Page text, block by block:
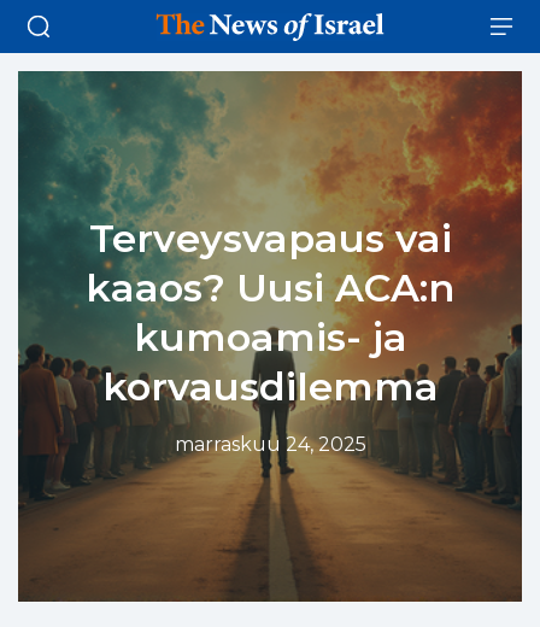
Terveysvapaus vai
kaaos? Uusi ACA:n
kumoamis- ja
korvausdilemma
marraskuu 24, 2025